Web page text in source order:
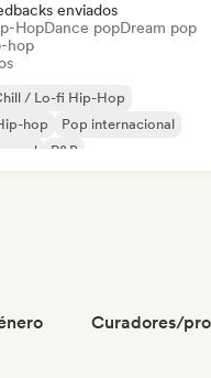
enviados
HopDance popDream pop
hop
/ Lo-fi Hip-Hop
hop
Pop internacional
soul R&B
Curadores/